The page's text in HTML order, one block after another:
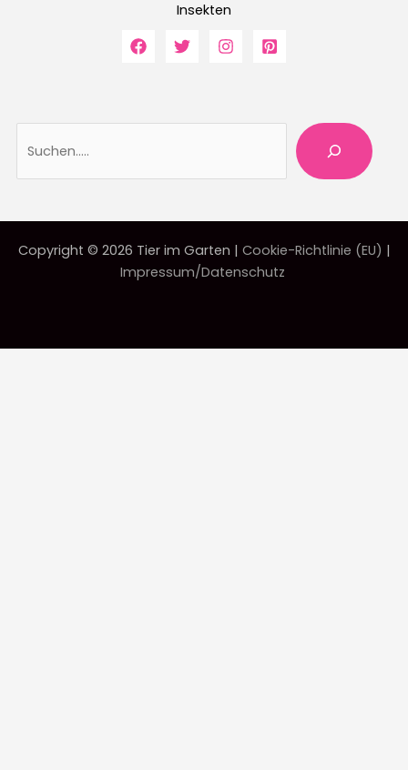
Insekten
Copyright © 2026 Tier im Garten | Cookie-Richtlinie (EU) |
Impressum/Datenschutz